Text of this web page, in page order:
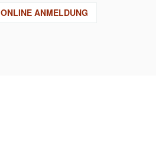
ONLINE ANMELDUNG